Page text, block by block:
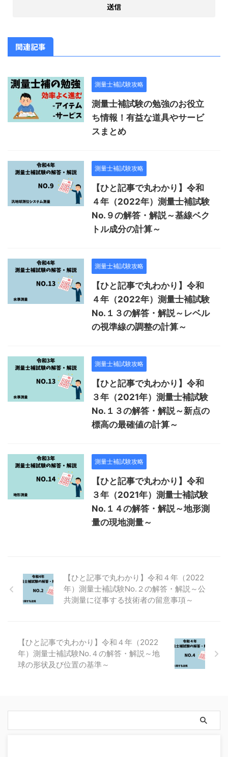
関連記事
測量士補試験攻略
測量士補試験の勉強のお役立
ち情報！有益な道具やサービ
スまとめ
測量士補試験攻略
【ひと記事で丸わかり】令和
４年（2022年）測量士補試験
No.９の解答・解説～基線ベク
トル成分の計算～
測量士補試験攻略
【ひと記事で丸わかり】令和
４年（2022年）測量士補試験
No.１３の解答・解説～レベル
の視準線の調整の計算～
測量士補試験攻略
【ひと記事で丸わかり】令和
３年（2021年）測量士補試験
No.１３の解答・解説～新点の
標高の最確値の計算～
測量士補試験攻略
【ひと記事で丸わかり】令和
３年（2021年）測量士補試験
No.１４の解答・解説～地形測
量の現地測量～
【ひと記事で丸わかり】令和４年（2022
年）測量士補試験No.２の解答・解説～公
共測量に従事する技術者の留意事項～
【ひと記事で丸わかり】令和４年（2022
年）測量士補試験No.４の解答・解説～地
球の形状及び位置の基準～